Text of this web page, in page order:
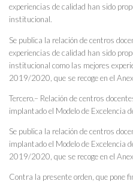
experiencias de calidad han sido
institucional.
Se publica la relación de centros
experiencias de calidad han sido
institucional como las mejores
2019/2020, que se recoge en el
Tercero.– Relación de centros
implantado el Modelo de Excelencia
Se publica la relación de centros
implantado el Modelo de Excelencia
2019/2020, que se recoge en el
Contra la presente orden, que pone